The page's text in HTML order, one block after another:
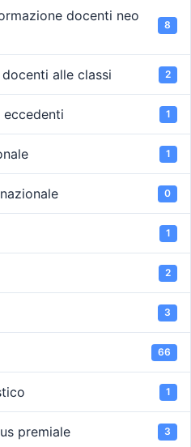
docenti neo
8
alle classi 2
eccedenti 1
1
0
1
2
3
66
1
premiale 3